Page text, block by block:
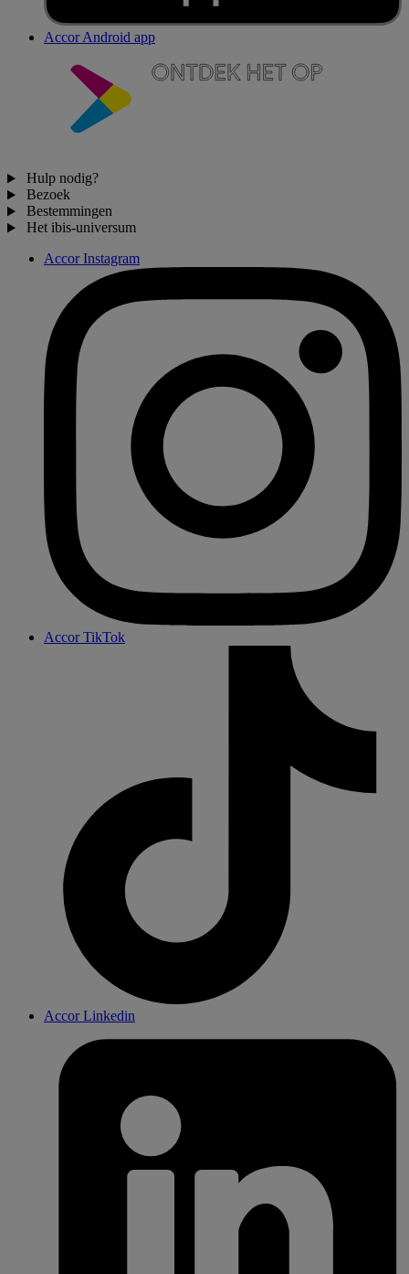
Accor Android app
Hulp nodig?
Bezoek
Bestemmingen
Het ibis-universum
Accor Instagram
Accor TikTok
Accor Linkedin